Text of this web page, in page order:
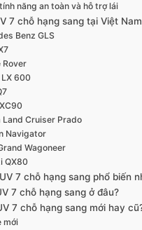
năng an toàn và hỗ trợ lái
7 chỗ hạng sang tại Việt Nam
Benz GLS
Rover
LX 600
Land Cruiser Prado
Navigator
Wagoneer
QX80
7 chỗ hạng sang phổ biến
7 chỗ hạng sang ở đâu?
7 chỗ hạng sang mới hay
mới